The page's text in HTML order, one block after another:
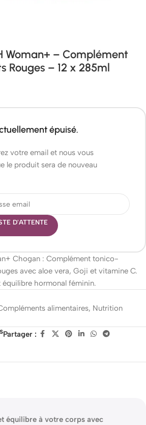
Woman+ – Complément
Rouges – 12 x 285ml
épuisé.
votre email et nous vous
le produit sera de nouveau
D'ATTENTE
Chogan : Complément tonico-
avec aloe vera, Goji et vitamine C.
hormonal féminin.
alimentaires, Nutrition
Partager :
équilibre à votre corps avec